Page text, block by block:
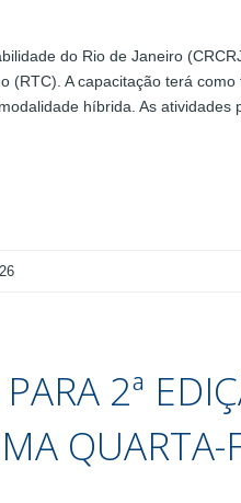
do Rio de Janeiro
(RTC). A capacitação terá
híbrida. As
2ª
QUARTA-